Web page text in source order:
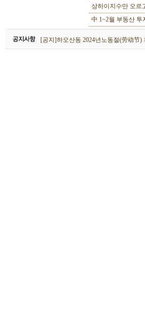
상하이지수만 오르
中 1~2월 부동산 투
하오산동 2026년 설날(春节) 휴무 안내
[공지]하오산동 2024년노동절(劳动节)
[공지]하오산동 2024년 설날(春节) 휴